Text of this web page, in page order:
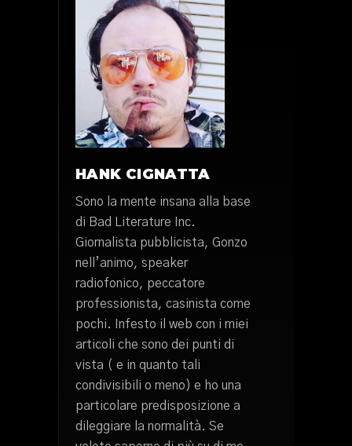
HANK CIGNATTA
Sono la mente insana alla base
di Bad Literature Inc.
Giornalista pubblicista, Gonzo
nell’animo, speaker
radiofonico, peccatore
professionista, casinista come
pochi. Infesto il web con i miei
articoli che sono dei punti di
vista ( e in quanto tali
condivisibili o meno) e ho una
particolare predisposizione a
dileggiare la normalità. Se